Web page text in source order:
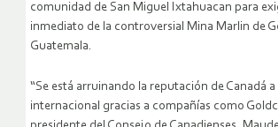
comunidad de San Miguel Ixtahuacan para
inmediato de la controversial Mina Marlin de
Guatemala.
“Se está arruinando la reputación de Canadá a
internacional gracias a compañías como